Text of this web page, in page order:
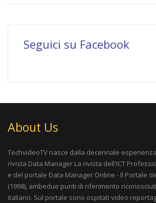
Seguici su Facebook
About Us
TechvideoTV nasce dalla decennale
rivista Data Manager La rivista dell'ICT
e del portale Data Manager Online - Il Portale
(1998), ambedue punti di riferimento
italiano. Sul portale sono ospitati video